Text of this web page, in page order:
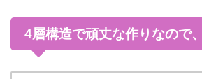
4層構造で頑丈な作りなので